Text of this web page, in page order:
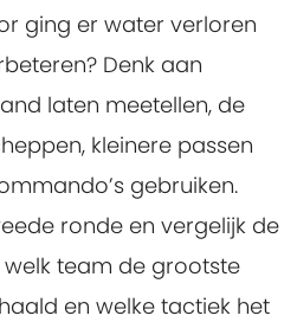
ging er water verloren
Denk aan
laten meetellen, de
kleinere passen
gebruiken.
ronde en vergelijk de
team de grootste
en welke tactiek het